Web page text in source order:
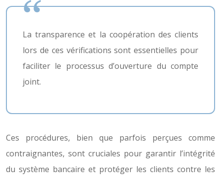
La transparence et la coopération des clients
lors de ces vérifications sont essentielles pour
faciliter le processus d’ouverture du compte
joint.
Ces procédures, bien que parfois perçues comme
contraignantes, sont cruciales pour garantir l’intégrité
du système bancaire et protéger les clients contre les